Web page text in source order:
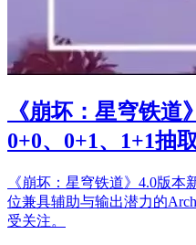
《崩坏：星穹铁道
0+0、0+1、1+1抽
《崩坏：星穹铁道》4.0版
位兼具辅助与输出潜力的
受关注。